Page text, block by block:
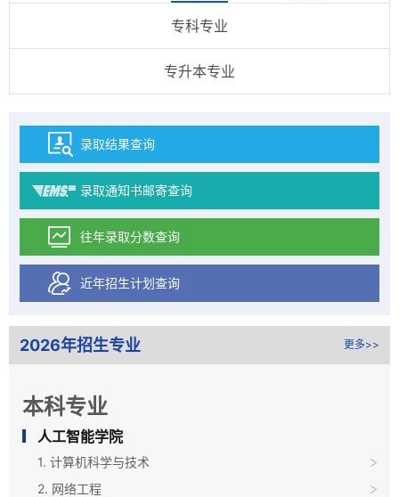
专科专业
专升本专业
录取结果查询
录取通知书邮寄查询
往年录取分数查询
近年招生计划查询
2026年招生专业 更多>>
本科专业
人工智能学院
1. 计算机科学与技术
2. 网络工程